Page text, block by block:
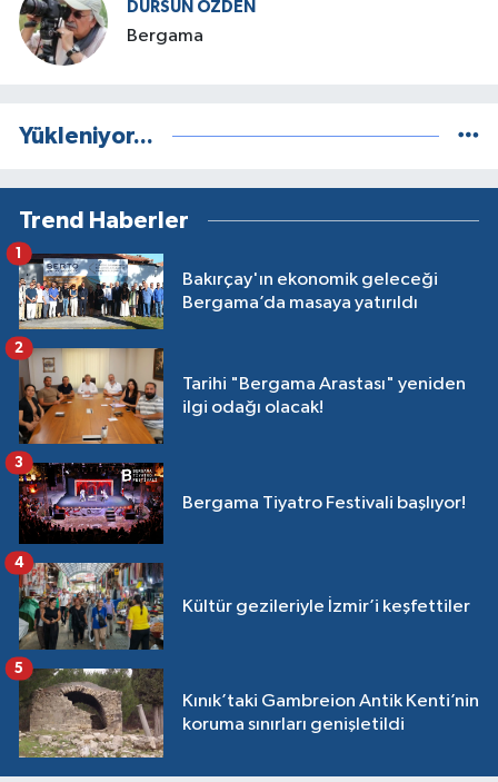
DURSUN ÖZDEN
Bergama
Yükleniyor...
Trend Haberler
Bakırçay'ın ekonomik geleceği
Bergama’da masaya yatırıldı
1
Tarihi "Bergama Arastası" yeniden
ilgi odağı olacak!
2
Bergama Tiyatro Festivali başlıyor!
3
Kültür gezileriyle İzmir’i keşfettiler
4
Kınık’taki Gambreion Antik Kenti’nin
koruma sınırları genişletildi
5